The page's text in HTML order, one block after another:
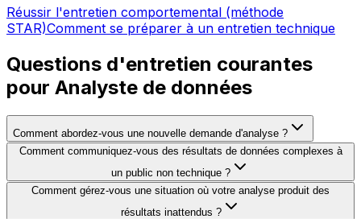
Réussir l'entretien comportemental (méthode
STAR)Comment se préparer à un entretien technique
Questions d'entretien courantes
pour Analyste de données
Comment abordez-vous une nouvelle demande d'analyse ?
Comment communiquez-vous des résultats de données complexes à
un public non technique ?
Comment gérez-vous une situation où votre analyse produit des
résultats inattendus ?